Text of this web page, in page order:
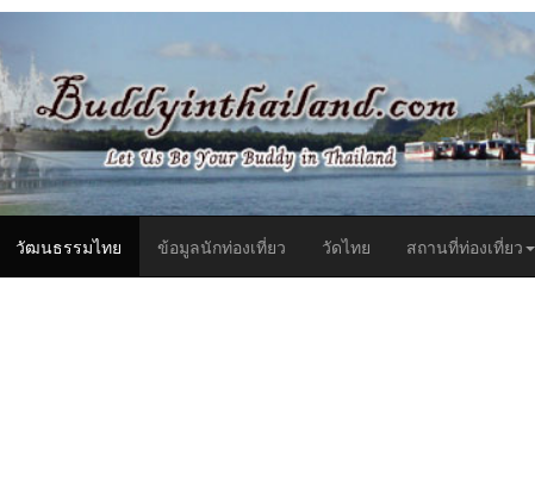
วัฒนธรรมไทย (current)ข้อมูลนักท่องเที่ยว วัดไทย สถานที่ท่องเที่ยว